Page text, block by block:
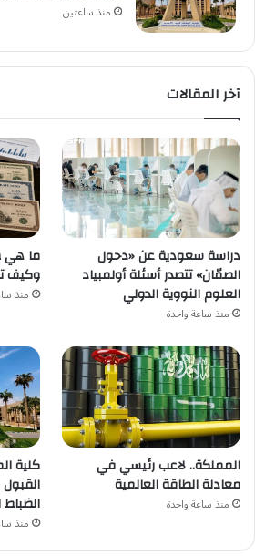
منذ ساعتين
آخر المقالات
دراسة سعودية عن «دحول
الصمّان» تتصدر أسئلة أولمبياد
العلوم النووية الدولي
منذ ساعة واحدة
ما هي
وكيف
منذ
المملكة.. لاعب رئيسي في
معادلة الطاقة العالمية
منذ ساعة واحدة
كلية
الضباط
منذ